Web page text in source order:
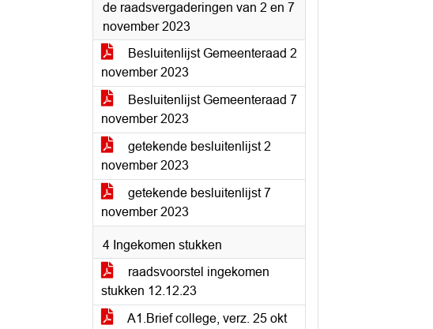
de raadsvergaderingen van 2 en 7
november 2023
Besluitenlijst Gemeenteraad 2
november 2023
Besluitenlijst Gemeenteraad 7
november 2023
getekende besluitenlijst 2
november 2023
getekende besluitenlijst 7
november 2023
4 Ingekomen stukken
raadsvoorstel ingekomen
stukken 12.12.23
A1.Brief college, verz. 25 okt